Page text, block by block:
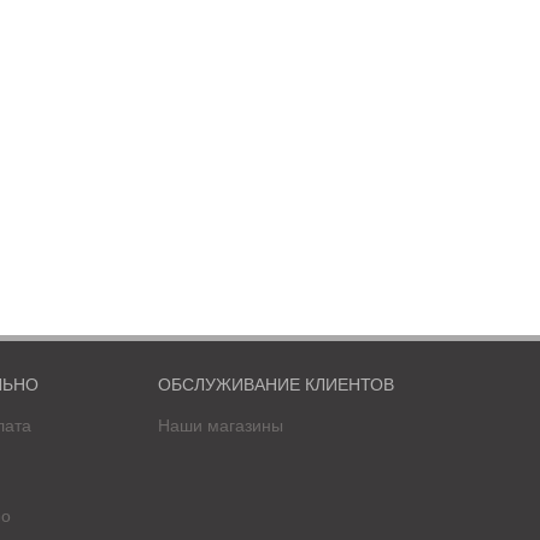
ОБСЛУЖИВАНИЕ КЛИЕНТОВ
Наши магазины